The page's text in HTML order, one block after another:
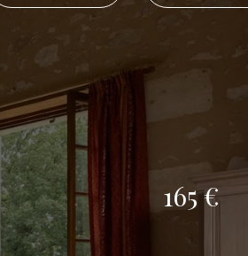
Vertrek
Vertrek 165 €